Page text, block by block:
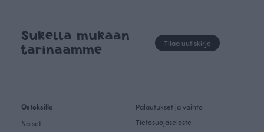
Sukella mukaan
tarinaamme
Tilaa uutiskirje
Ostoksille
Naiset
Palautukset ja vaihto
Tietosuojaseloste